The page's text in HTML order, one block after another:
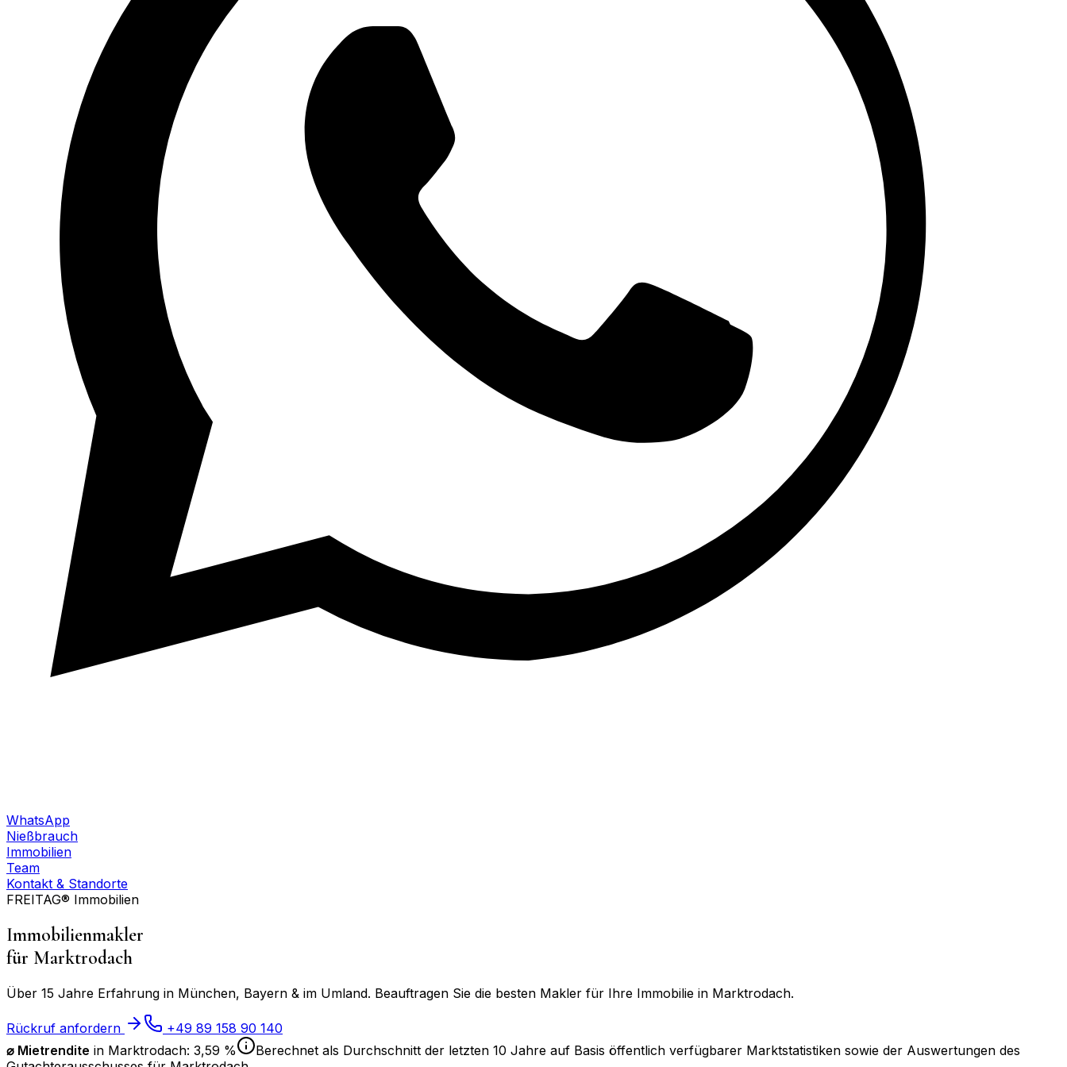
WhatsApp
Nießbrauch
Immobilien
Team
Kontakt & Standorte
FREITAG® Immobilien
Immobilienmakler
für Marktrodach
Über 15 Jahre Erfahrung in München, Bayern & im Umland. Beauftragen Sie die besten Makler für Ihre Immobilie in Marktrodach.
Rückruf anfordern
+49 89 158 90 140
⌀ Mietrendite in Marktrodach: 3,59 %
Berechnet als Durchschnitt der letzten 10 Jahre auf Basis öffentlich verfügbarer Marktstatistiken sowie der Auswertungen des